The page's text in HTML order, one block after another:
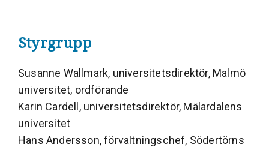
Styrgrupp
Susanne Wallmark, universitetsdirektör, Malmö
universitet, ordförande
Karin Cardell, universitetsdirektör, Mälardalens
universitet
Hans Andersson, förvaltningschef, Södertörns